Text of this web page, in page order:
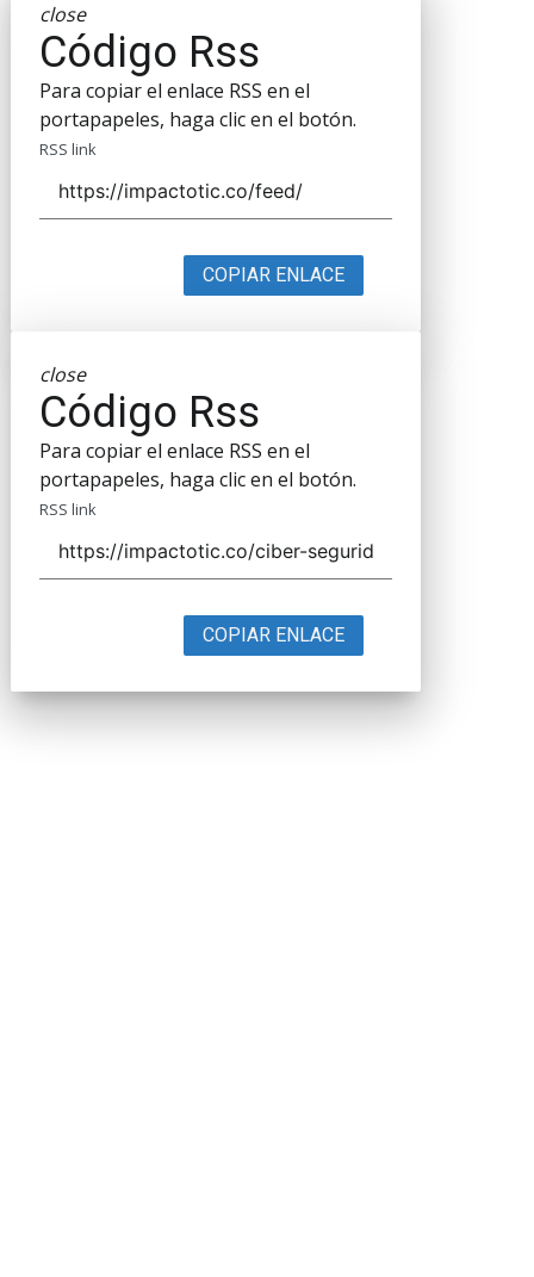
close
Código Rss
Para copiar el enlace RSS en el
portapapeles, haga clic en el botón.
RSS link
COPIAR ENLACE
close
Código Rss
Para copiar el enlace RSS en el
portapapeles, haga clic en el botón.
RSS link
COPIAR ENLACE